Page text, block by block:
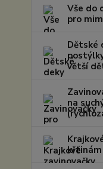
Vše do
pro
Dětské
větší
na
křtinám